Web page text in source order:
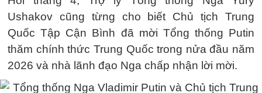
Ushakov cũng từng cho biết Chủ tịch Trung
Quốc Tập Cận Bình đã mời Tổng thống Putin
thăm chính thức Trung Quốc trong nửa đầu năm
2026 và nhà lãnh đạo Nga chấp nhận lời mời.